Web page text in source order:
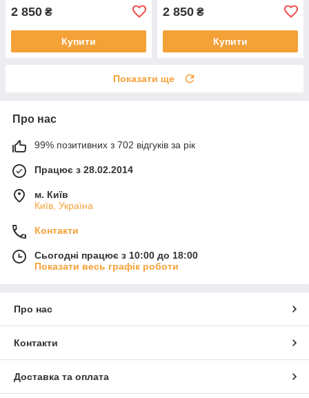
2 850 ₴
Купити
2 850 ₴
Купити
Показати ще
Про нас
99% позитивних з 702 відгуків за рік
Працює з 28.02.2014
м. Київ
Київ, Україна
Контакти
Сьогодні працює з 10:00 до 18:00
Показати весь графік роботи
Про нас
Контакти
Доставка та оплата